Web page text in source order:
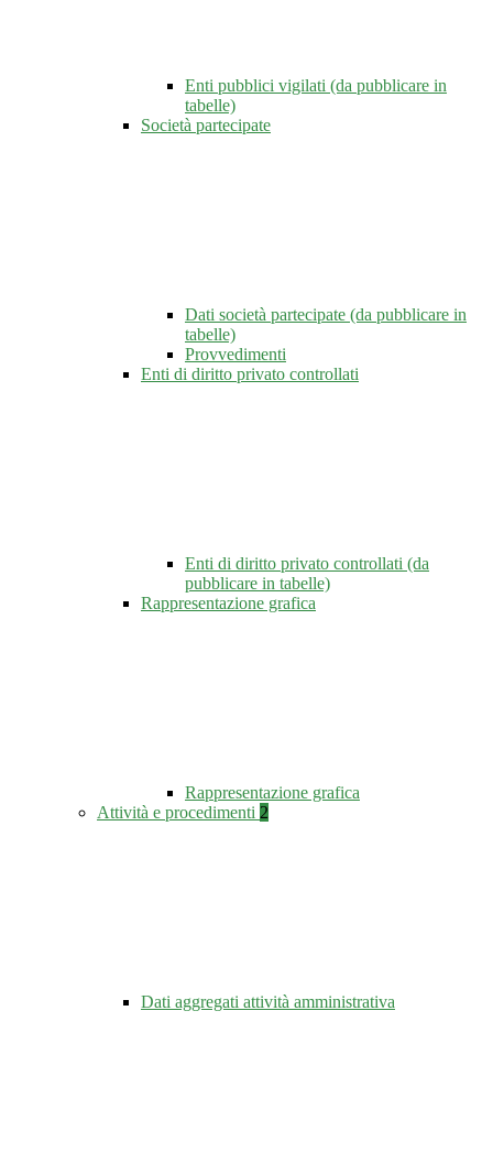
Enti pubblici vigilati (da pubblicare in
tabelle)
Società partecipate
Dati società partecipate (da pubblicare in
tabelle)
Provvedimenti
Enti di diritto privato controllati
Enti di diritto privato controllati (da
pubblicare in tabelle)
Rappresentazione grafica
Rappresentazione grafica
Attività e procedimenti 2
Dati aggregati attività amministrativa